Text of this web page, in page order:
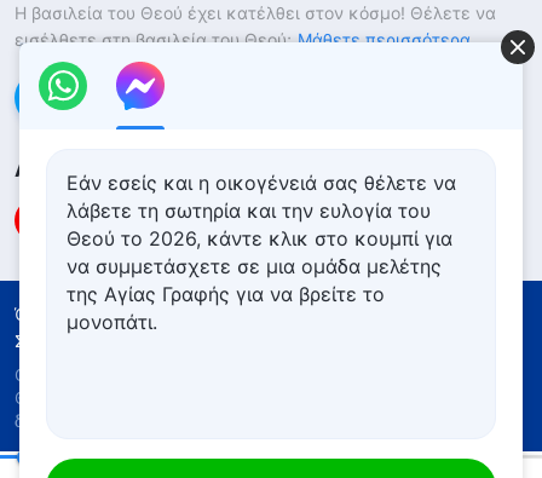
Η βασιλεία του Θεού έχει κατέλθει στον κόσμο! Θέλετε να
εισέλθετε στη βασιλεία του Θεού; Μάθετε περισσότερα
Επικοινωνήστε μαζί μας μέσω Messenger
Ακολουθήστε μας
Όροι Χρήσης
Πολιτική απορρήτου
Συντελεστές
Copyright © 2026
Θεού
δικαιώματος.
Εάν εσείς και η οικογένειά σας θέλετε να
λάβετε τη σωτηρία και την ευλογία του
Θεού το 2026, κάντε κλικ στο κουμπί για
να συμμετάσχετε σε μια ομάδα μελέτης
της Αγίας Γραφής για να βρείτε το
μονοπάτι.